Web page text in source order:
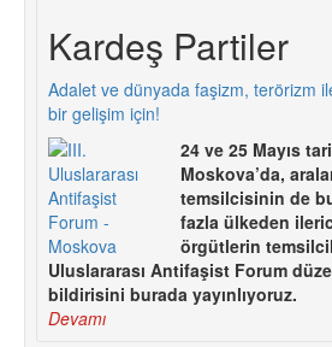
Kardeş Partiler
Adalet ve dünyada faşizm, terörizm
bir gelişim için!
24 ve 25 Mayıs
Moskova’da,
temsilcisinin de
fazla ülkeden
örgütlerin
Uluslararası Antifaşist Forum
bildirisini burada yayınlıyoruz.
Devamı